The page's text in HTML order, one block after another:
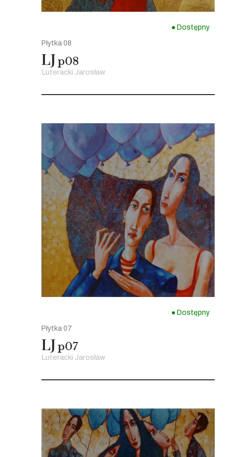
● Dostępny
Płytka 08
LJp08
Luteracki Jarosław
● Dostępny
Płytka 07
LJp07
Luteracki Jarosław